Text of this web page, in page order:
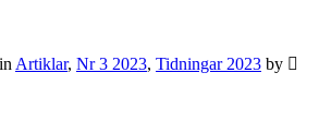
in Artiklar, Nr 3 2023, Tidningar 2023 by